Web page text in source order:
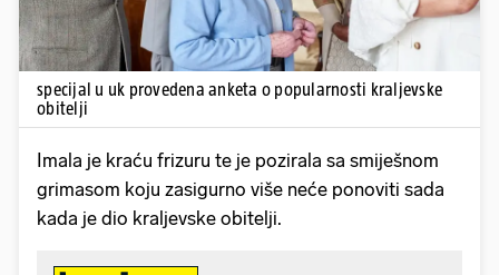
specijal u uk provedena anketa o popularnosti kraljevske
obitelji
Imala je kraću frizuru te je pozirala sa smiješnom
grimasom koju zasigurno više neće ponoviti sada
kada je dio kraljevske obitelji.